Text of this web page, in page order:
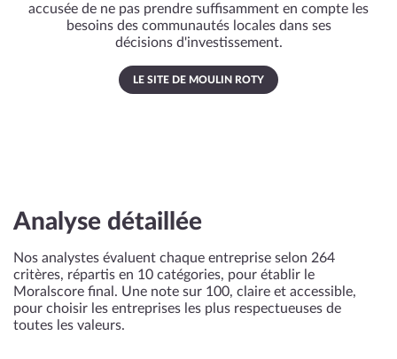
accusée de ne pas prendre suffisamment en compte les
besoins des communautés locales dans ses
décisions d'investissement.
LE SITE DE MOULIN ROTY
Analyse détaillée
Nos analystes évaluent chaque entreprise selon 264
critères, répartis en 10 catégories, pour établir le
Moralscore final. Une note sur 100, claire et accessible,
pour choisir les entreprises les plus respectueuses de
toutes les valeurs.